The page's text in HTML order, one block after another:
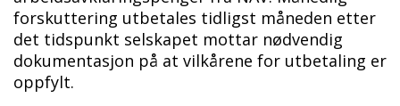
forskuttering utbetales tidligst måneden etter
det tidspunkt selskapet mottar nødvendig
dokumentasjon på at vilkårene for utbetaling er
oppfylt.